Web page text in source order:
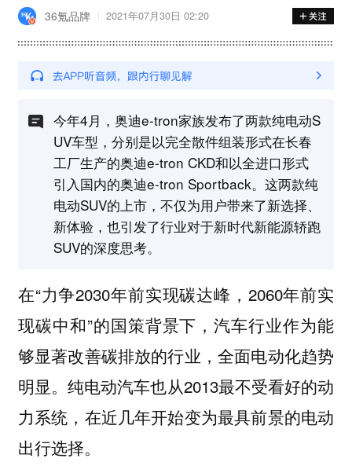
36氪品牌 2021年07月30日 02:20
今年4月，奥迪e-tron家族发布了两款纯电动S
UV车型，分别是以完全散件组装形式在长春
工厂生产的奥迪e-tron CKD和以全进口形式
引入国内的奥迪e-tron Sportback。这两款纯
电动SUV的上市，不仅为用户带来了新选择、
新体验，也引发了行业对于新时代新能源轿跑
SUV的深度思考。
在“力争2030年前实现碳达峰，2060年前实
现碳中和”的国策背景下，汽车行业作为能
够显著改善碳排放的行业，全面电动化趋势
明显。纯电动汽车也从2013最不受看好的动
力系统，在近几年开始变为最具前景的电动
出行选择。